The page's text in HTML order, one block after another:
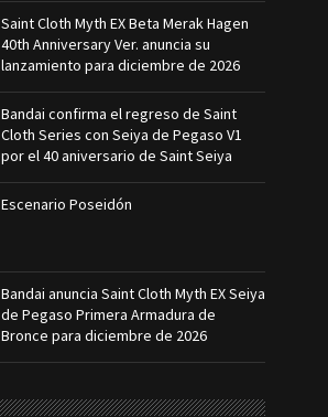
Saint Cloth Myth EX Beta Merak Hagen
40th Anniversary Ver. anuncia su
lanzamiento para diciembre de 2026
Bandai confirma el regreso de Saint
Cloth Series con Seiya de Pegaso V1
por el 40 aniversario de Saint Seiya
Escenario Poseidón
Bandai anuncia Saint Cloth Myth EX Seiya
de Pegaso Primera Armadura de
Bronce para diciembre de 2026